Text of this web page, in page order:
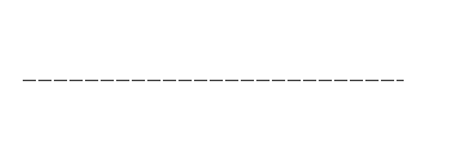
————————————————————————–